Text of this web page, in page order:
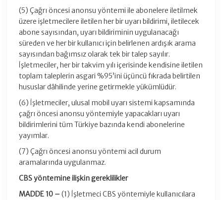
(5) Çağrı öncesi anonsu yöntemi ile abonelere iletilmek
üzere işletmecilere iletilen her bir uyarı bildirimi, iletilecek
abone sayısından, uyarı bildiriminin uygulanacağı
süreden ve her bir kullanıcı için belirlenen ardışık arama
sayısından bağımsız olarak tek bir talep sayılır.
İşletmeciler, her bir takvim yılı içerisinde kendisine iletilen
toplam taleplerin asgari %95’ini üçüncü fıkrada belirtilen
hususlar dâhilinde yerine getirmekle yükümlüdür.
(6) İşletmeciler, ulusal mobil uyarı sistemi kapsamında
çağrı öncesi anonsu yöntemiyle yapacakları uyarı
bildirimlerini tüm Türkiye bazında kendi abonelerine
yayımlar.
(7) Çağrı öncesi anonsu yöntemi acil durum
aramalarında uygulanmaz.
CBS yöntemine ilişkin gereklilikler
MADDE 10 – (1) İşletmeci CBS yöntemiyle kullanıcılara